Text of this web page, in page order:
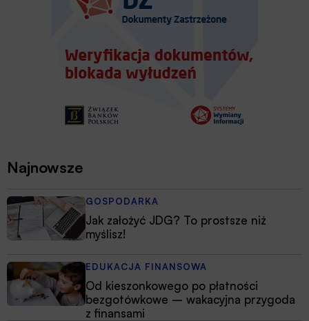
Najnowsze
GOSPODARKA
Jak założyć JDG? To prostsze niż
myślisz!
EDUKACJA FINANSOWA
Od kieszonkowego po płatności
bezgotówkowe – wakacyjna przygoda
z finansami